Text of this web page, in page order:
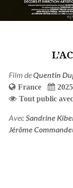
Film deQuentin
France 2025
Tout public
AvecSandrine
Jérôme